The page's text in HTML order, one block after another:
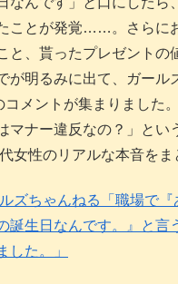
ことが発覚……。さらに
と、貰ったプレゼントの
が明るみに出て、ガール
コメントが集まりました
マナー違反なの？」とい
女性のリアルな本音をま
ズちゃんねる「職場で『
誕生日なんです。』と言
した。」